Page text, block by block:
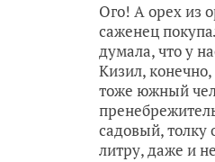
Ого! А орех из
саженец
думала, что у
Кизил, конечно,
тоже южный
садовый, толку
литру, даже и